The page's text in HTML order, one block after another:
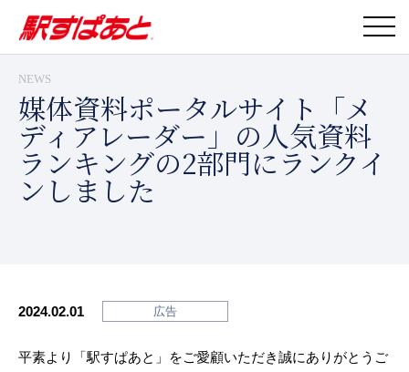
NEWS
媒体資料ポータルサイト「メ
ディアレーダー」の人気資料
ランキングの2部門にランクイ
ンしました
2024.02.01 広告
平素より「駅すぱあと」をご愛顧いただき誠にありがとうご